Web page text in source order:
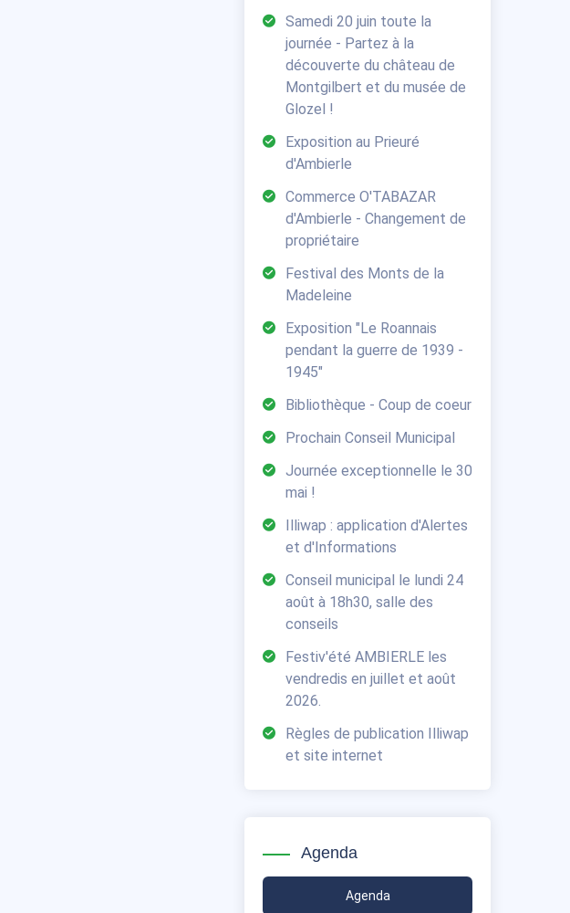
Samedi 20 juin toute la
journée - Partez à la
découverte du château de
Montgilbert et du musée de
Glozel !
Exposition au Prieuré
d'Ambierle
Commerce O'TABAZAR
d'Ambierle - Changement de
propriétaire
Festival des Monts de la
Madeleine
Exposition "Le Roannais
pendant la guerre de 1939 -
1945"
Bibliothèque - Coup de coeur
Prochain Conseil Municipal
Journée exceptionnelle le 30
mai !
Illiwap : application d'Alertes
et d'Informations
Conseil municipal le lundi 24
août à 18h30, salle des
conseils
Festiv'été AMBIERLE les
vendredis en juillet et août
2026.
Règles de publication Illiwap
et site internet
Agenda
Agenda